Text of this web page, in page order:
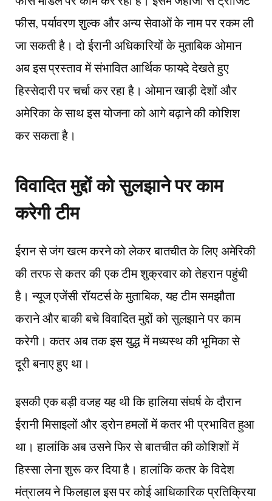
फीस, पर्यावरण शुल्क और अन्य सेवाओं के नाम पर रकम ली
जा सकती है। दो ईरानी अधिकारियों के मुताबिक ओमान
अब इस प्रस्ताव में संभावित आर्थिक फायदे देखते हुए
हिस्सेदारी पर चर्चा कर रहा है। ओमान खाड़ी देशों और
अमेरिका के साथ इस योजना को आगे बढ़ाने की कोशिश
कर सकता है।
विवादित मुद्दों को सुलझाने पर काम
करेगी टीम
ईरान से जंग खत्म करने को लेकर बातचीत के लिए अमेरिकी
की तरफ से कतर की एक टीम शुक्रवार को तेहरान पहुंची
है। न्यूज एजेंसी रॉयटर्स के मुताबिक, यह टीम समझौता
कराने और बाकी बचे विवादित मुद्दों को सुलझाने पर काम
करेगी। कतर अब तक इस युद्ध में मध्यस्थ की भूमिका से
दूरी बनाए हुए था।
इसकी एक बड़ी वजह यह थी कि हालिया संघर्ष के दौरान
ईरानी मिसाइलों और ड्रोन हमलों में कतर भी प्रभावित हुआ
था। हालांकि अब उसने फिर से बातचीत की कोशिशों में
हिस्सा लेना शुरू कर दिया है। हालांकि कतर के विदेश
मंत्रालय ने फिलहाल इस पर कोई आधिकारिक प्रतिक्रिया